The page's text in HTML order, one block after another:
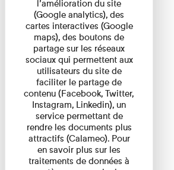
l’amélioration du site
(Google analytics), des
cartes interactives (Google
maps), des boutons de
partage sur les réseaux
sociaux qui permettent aux
utilisateurs du site de
faciliter le partage de
contenu (Facebook, Twitter,
Instagram, Linkedin), un
service permettant de
rendre les documents plus
attractifs (Calameo). Pour
en savoir plus sur les
traitements de données à